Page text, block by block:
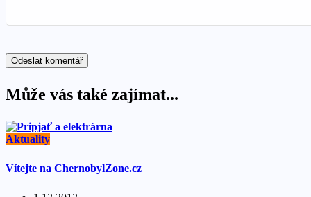
Může vás také zajímat...
Aktuality
Vítejte na ChernobylZone.cz